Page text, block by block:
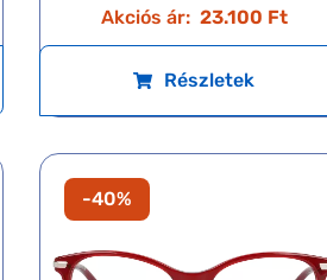
Akciós ár: 23.100 Ft
Részletek
-40%